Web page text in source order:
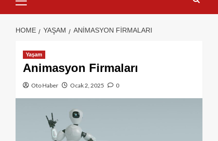
HOME YAŞAM ANIMASYON FIRMALARI
Yaşam
Animasyon Firmaları
Oto Haber Ocak 2, 2025 0